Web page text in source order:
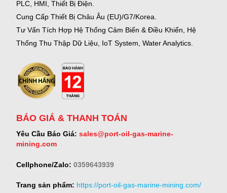
PLC, HMI, Thiết Bị Điện.
Cung Cấp Thiết Bị Châu Âu (EU)/G7/Korea.
Tư Vấn Tích Hợp Hệ Thống Cảm Biến & Điều Khiển, Hệ
Thống Thu Thập Dữ Liệu, IoT System, Water Analytics.
BÁO GIÁ & THANH TOÁN
Yêu Cầu Báo Giá: sales@port-oil-gas-marine-
mining.com
Cellphone/Zalo: 0359643939
Trang sản phẩm: https://port-oil-gas-marine-mining.com/